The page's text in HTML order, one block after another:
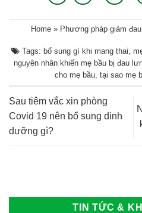
Home » Phương pháp giảm
Tags: bổ sung gì khi mang thai
nguyên nhân khiến mẹ bầu bị đau
cho mẹ bầu tại sao mẹ
Sau tiêm vắc xin phòng
Covid 19 nên bổ sung dinh
dưỡng gì?
TIN TỨC &